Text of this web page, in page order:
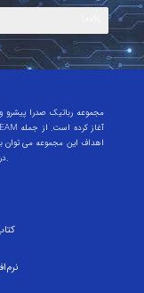
اهداف این مجموعه می توان
درونی کارآموزان و رشته های صنعتی و توسعه فرهنگ کارآفرینی اشاره کرد.